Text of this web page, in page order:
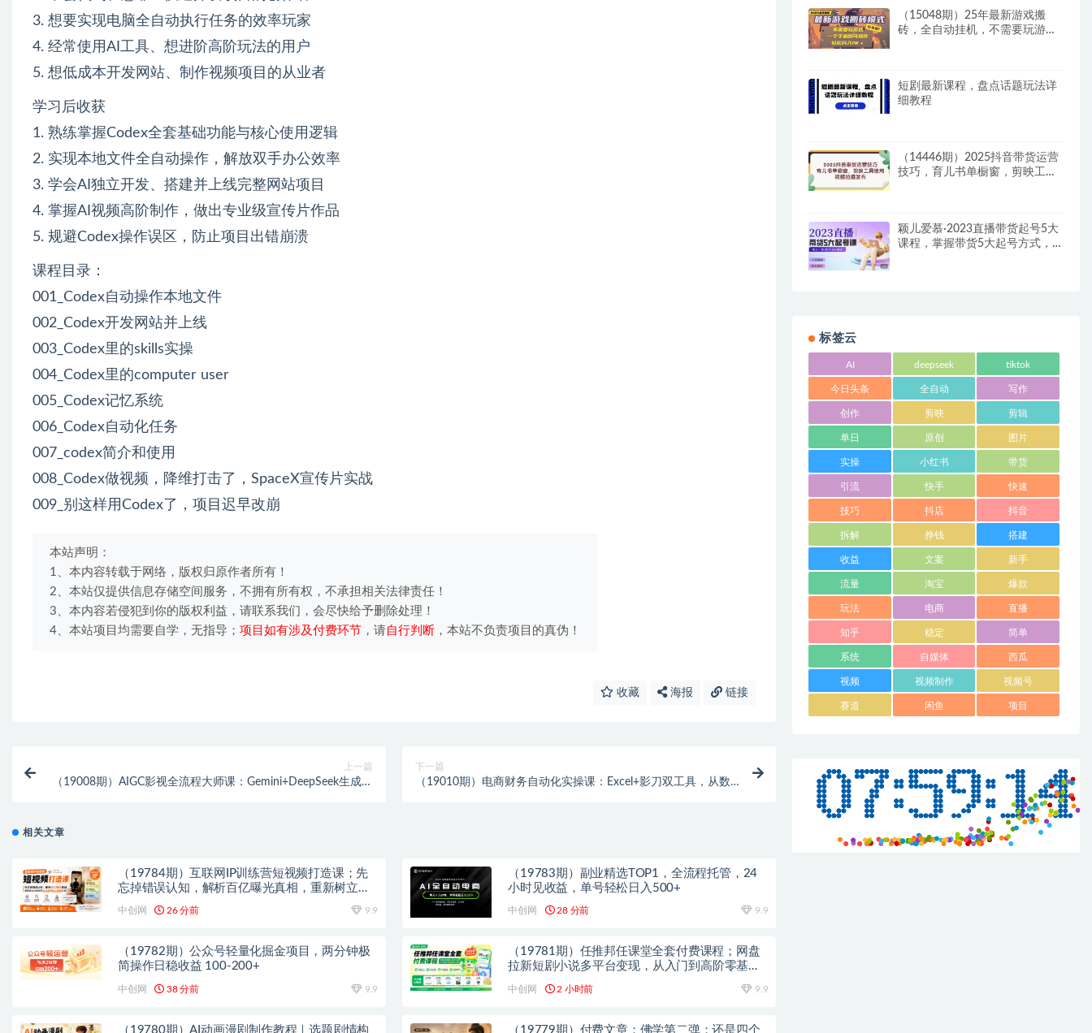
3. 想要实现电脑全自动执行任务的效率玩家
4. 经常使用AI工具、想进阶高阶玩法的用户
5. 想低成本开发网站、制作视频项目的从业者
学习后收获
1. 熟练掌握Codex全套基础功能与核心使用逻辑
2. 实现本地文件全自动操作，解放双手办公效率
3. 学会AI独立开发、搭建并上线完整网站项目
4. 掌握AI视频高阶制作，做出专业级宣传片作品
5. 规避Codex操作误区，防止项目出错崩溃
课程目录：
001_Codex自动操作本地文件
002_Codex开发网站并上线
003_Codex里的skills实操
004_Codex里的computer user
005_Codex记忆系统
006_Codex自动化任务
007_codex简介和使用
008_Codex做视频，降维打击了，SpaceX宣传片实战
009_别这样用Codex了，项目迟早改崩
本站声明：
1、本内容转载于网络，版权归原作者所有！
2、本站仅提供信息存储空间服务，不拥有所有权，不承担相关法律责任！
3、本内容若侵犯到你的版权利益，请联系我们，会尽快给予删除处理！
4、本站项目均需要自学，无指导； 项目如有涉及付费环节 ，请自行判断 ，本站不负责项目的真伪！
收藏 海报 链接
上一篇
（19008期）AIGC影视全流程大师课：Gemini+DeepSeek生成脚
下一篇
（19010期）电商财务自动化实操课：Excel+影刀双工具，从数
相关文章
（19784期）互联网IP训练营短视频打造课；先
忘掉错误认知，解析百亿曝光真相，重新树立内
中创网 26 分前 9.9
（19783期）副业精选TOP1，全流程托管，24
小时见收益，单号轻松日入500+
中创网 28 分前 9.9
（19782期）公众号轻量化掘金项目，两分钟极
简操作日稳收益 100-200+
中创网 38 分前 9.9
（19781期）任推邦任课堂全套付费课程；网盘
拉新短剧小说多平台变现，从入门到高阶零基础
中创网 2 小时前 9.9
（19780期）AI动画漫剧制作教程｜选题剧情构 （19779期）付费文章：佛学第二弹：还是四个
（15048期）25年最新游戏搬
砖，全自动挂机，不需要玩游
短剧最新课程，盘点话题玩法详
细教程
（14446期）2025抖音带货运营
技巧，育儿书单橱窗，剪映工具
颖儿爱慕·2023直播带货起号5大
课程，​掌握带货5大起号方式，
标签云
AI deepseek tiktok
今日头条 全自动 写作
创作 剪映 剪辑
单日 原创 图片
实操 小红书 带货
引流 快手 快速
技巧 抖店 抖音
拆解 挣钱 搭建
收益 文案 新手
流量 淘宝 爆款
玩法 电商 直播
知乎 稳定 简单
系统 自媒体 西瓜
视频 视频制作 视频号
赛道 闲鱼 项目